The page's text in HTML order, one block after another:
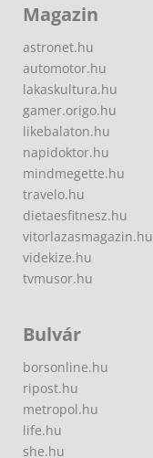
Magazin
astronet.hu
automotor.hu
lakaskultura.hu
gamer.origo.hu
likebalaton.hu
napidoktor.hu
mindmegette.hu
travelo.hu
dietaesfitnesz.hu
vitorlazasmagazin.hu
videkize.hu
tvmusor.hu
Bulvár
borsonline.hu
ripost.hu
metropol.hu
life.hu
she.hu